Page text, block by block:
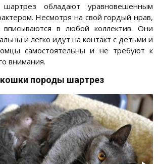
обладают уравновешенным
Несмотря на свой гордый нрав,
вписываются в любой коллектив. Они
и легко идут на контакт с детьми и
самостоятельны и не требуют к
внимания.
породы шартрез